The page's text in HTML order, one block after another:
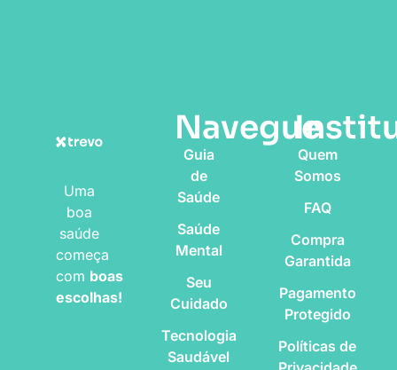
Uma
boa
saúde
começa
com boas
escolhas!
Navegue
Guia
de
Saúde
Saúde
Mental
Seu
Cuidado
Tecnologia
Saudável
Quem
Somos
FAQ
Compra
Garantida
Pagamento
Protegido
Políticas de